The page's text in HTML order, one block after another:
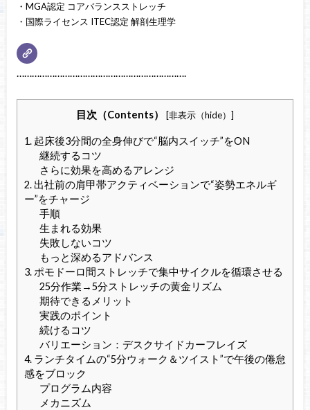
・MGA認定 コアバランスストレッチ
・国際ライセンス ITEC認定 解剖生理学
………………………………………………………….
目次（Contents） [非表示（hide） ]
1. 起床後3分間の全身伸びで“脳内スイッチ”をON
継続するコツ
さらに効果を高めるアレンジ
2. 出社前の肩甲帯アクティベーションで“姿勢エネルギ
ー”をチャージ
手順
生まれる効果
失敗しないコツ
もっと深めるアドバンス
3. ポモドーロ間ストレッチで集中サイクルを循環させる
25分作業→5分ストレッチの黄金リズム
期待できるメリット
実践のポイント
続けるコツ
バリエーション：デスクサイドカーフレイズ
4. ランチタイムの“5分ウォーク＆ツイスト”で午後の倦怠
感をブロック
プログラム内容
メカニズム